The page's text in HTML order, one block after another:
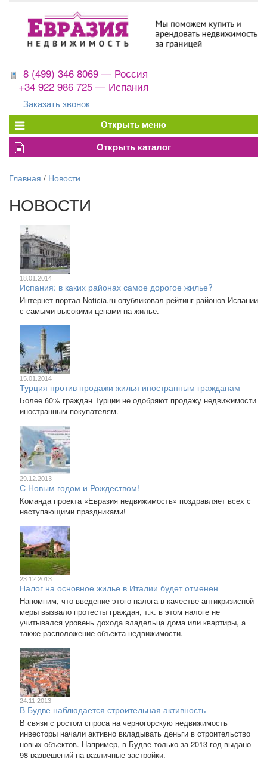
8 (499) 346 8069 — Россия
+34 922 986 725 — Испания
Заказать звонок
Главная / Новости
НОВОСТИ
18.01.2014
Испания: в каких районах самое дорогое жилье?
Интернет-портал Noticia.ru опубликовал рейтинг районов Испании
с самыми высокими ценами на жилье.
15.01.2014
Турция против продажи жилья иностранным гражданам
Более 60% граждан Турции не одобряют продажу недвижимости
иностранным покупателям.
29.12.2013
С Новым годом и Рождеством!
Команда проекта «Евразия недвижимость» поздравляет всех с
наступающими праздниками!
23.12.2013
Налог на основное жилье в Италии будет отменен
Напомним, что введение этого налога в качестве антикризисной
меры вызвало протесты граждан, т.к. в этом налоге не
учитывался уровень дохода владельца дома или квартиры, а
также расположение объекта недвижимости.
24.11.2013
В Будве наблюдается строительная активность
В связи с ростом спроса на черногорскую недвижимость
инвесторы начали активно вкладывать деньги в строительство
новых объектов. Например, в Будве только за 2013 год выдано
98 разрешений на различные застройки.